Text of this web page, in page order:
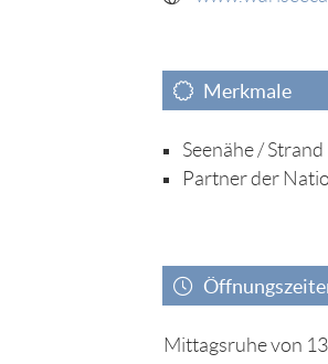
Merkmale
Seenähe / Strand
Partner der
Mittagsruhe von